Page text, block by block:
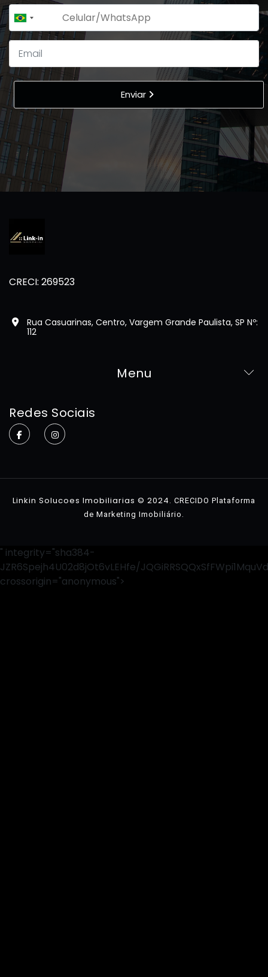
Brazil
+55
Enviar
CRECI: 269523
Rua Casuarinas, Centro, Vargem Grande Paulista, SP Nº:
112
Menu
Redes Sociais
Linkin Solucoes Imobiliarias © 2024. CRECIDO Plataforma
de Marketing Imobiliário .
" integrity="sha384-
JZR6Spejh4U02d8jOt6vLEHfe/
crossorigin="anonymous">